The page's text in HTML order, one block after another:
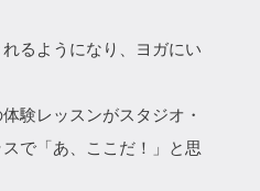
るようになり、ヨガにい
験レッスンがスタジオ・
で「あ、ここだ！」と思